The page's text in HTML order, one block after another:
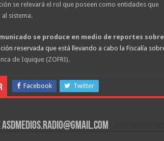
se relevará el rol que poseen como entidades que
sistema.
se produce en medio de reportes sobre
reservada que está llevando a cabo la Fiscalía
de Iquique (ZOFRI).
Facebook Twitter
asdmedios.radio@gmail.com